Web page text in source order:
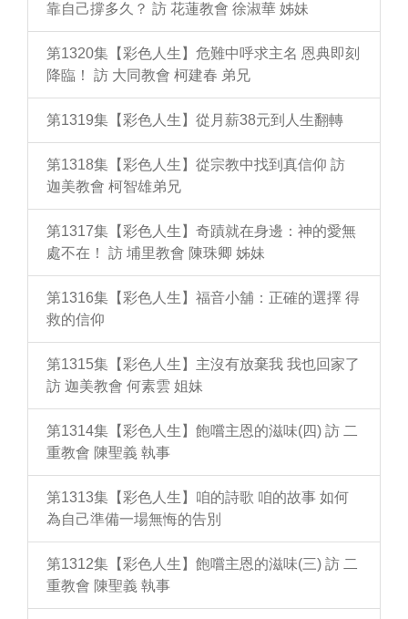
靠自己撐多久？ 訪 花蓮教會 徐淑華 姊妹
第1320集【彩色人生】危難中呼求主名 恩典即刻
降臨！ 訪 大同教會 柯建春 弟兄
第1319集【彩色人生】從月薪38元到人生翻轉
第1318集【彩色人生】從宗教中找到真信仰 訪
迦美教會 柯智雄弟兄
第1317集【彩色人生】奇蹟就在身邊：神的愛無
處不在！ 訪 埔里教會 陳珠卿 姊妹
第1316集【彩色人生】福音小舖：正確的選擇 得
救的信仰
第1315集【彩色人生】主沒有放棄我 我也回家了
訪 迦美教會 何素雲 姐妹
第1314集【彩色人生】飽嚐主恩的滋味(四) 訪 二
重教會 陳聖義 執事
第1313集【彩色人生】咱的詩歌 咱的故事 如何
為自己準備一場無悔的告別
第1312集【彩色人生】飽嚐主恩的滋味(三) 訪 二
重教會 陳聖義 執事